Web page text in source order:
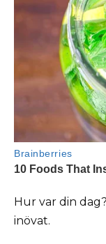
Hur var din
inövat.